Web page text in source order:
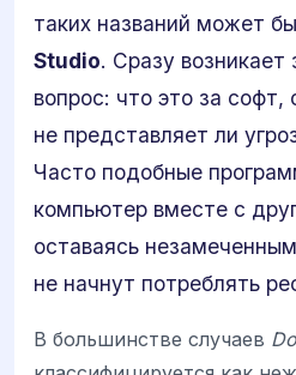
таких названий может
Studio. Сразу возникает
вопрос: что это за софт,
не представляет ли
Часто подобные
компьютер вместе с
оставаясь
не начнут потреблять
В большинстве случаев